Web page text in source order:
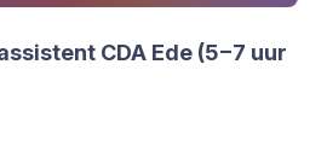
CDA Ede (5−7 uur